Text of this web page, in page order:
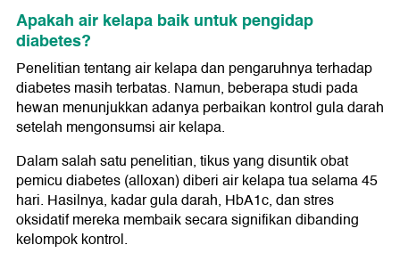
Apakah air kelapa baik untuk pengidap
diabetes?
Penelitian tentang air kelapa dan pengaruhnya terhadap
diabetes masih terbatas. Namun, beberapa studi pada
hewan menunjukkan adanya perbaikan kontrol gula darah
setelah mengonsumsi air kelapa.
Dalam salah satu penelitian, tikus yang disuntik obat
pemicu diabetes (alloxan) diberi air kelapa tua selama 45
hari. Hasilnya, kadar gula darah, HbA1c, dan stres
oksidatif mereka membaik secara signifikan dibanding
kelompok kontrol.